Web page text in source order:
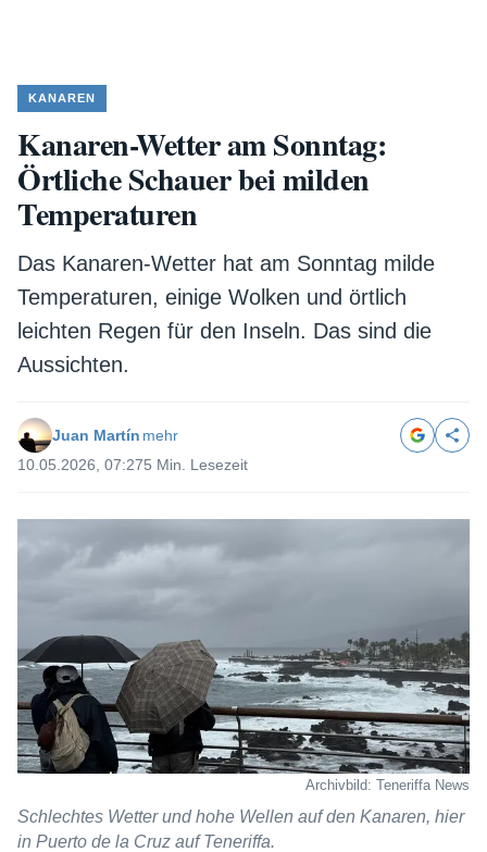
KANAREN
Kanaren-Wetter am Sonntag:
Örtliche Schauer bei milden
Temperaturen
Das Kanaren-Wetter hat am Sonntag milde
Temperaturen, einige Wolken und örtlich
leichten Regen für den Inseln. Das sind die
Aussichten.
Juan Martín mehr
10.05.2026, 07:275 Min. Lesezeit
Archivbild: Teneriffa News
Schlechtes Wetter und hohe Wellen auf den Kanaren, hier
in Puerto de la Cruz auf Teneriffa.